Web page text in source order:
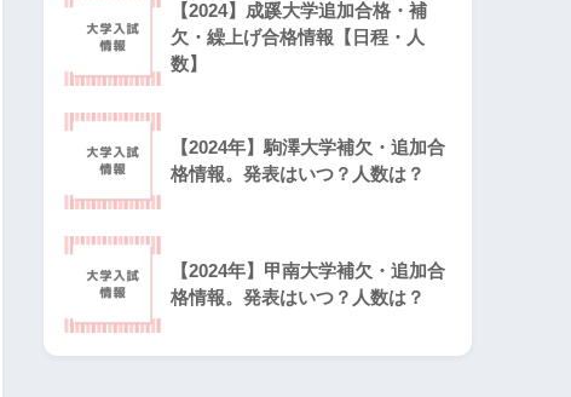
【2024】成蹊大学追加合格・補
欠・繰上げ合格情報【日程・人
数】
【2024年】駒澤大学補欠・追加合
格情報。発表はいつ？人数は？
【2024年】甲南大学補欠・追加合
格情報。発表はいつ？人数は？